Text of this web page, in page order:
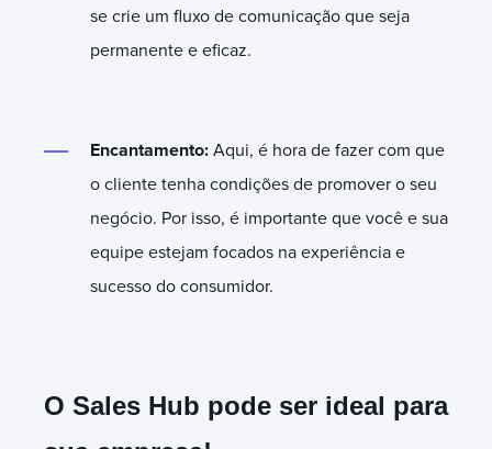
se crie um fluxo de comunicação que seja
permanente e eficaz.
Encantamento: Aqui, é hora de fazer com que
o cliente tenha condições de promover o seu
negócio. Por isso, é importante que você e sua
equipe estejam focados na experiência e
sucesso do consumidor.
O Sales Hub pode ser ideal para